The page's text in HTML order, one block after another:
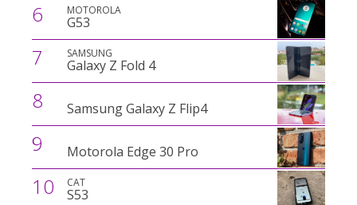
6 MOTOROLA
G53
7 SAMSUNG
Galaxy Z Fold 4
8 Samsung Galaxy Z Flip4
9 Motorola Edge 30 Pro
10 CAT
S53